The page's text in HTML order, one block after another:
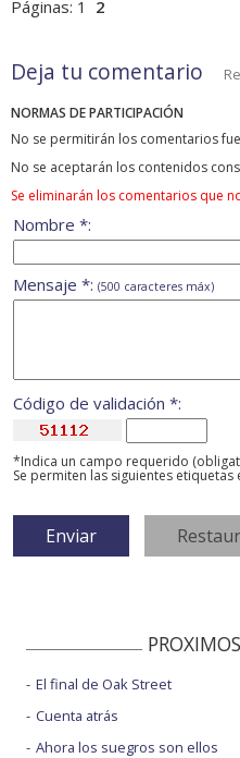
Páginas: 1 2
Deja tu comentario
NORMAS DE PARTICIPACIÓN
No se permitirán los comentarios
No se aceptarán los contenidos
Se eliminarán los comentarios que
Nombre *:
Mensaje *: (500 caracteres máx)
Código de validación *:
*Indica un campo requerido
Se permiten las siguientes etiquetas
El final de Oak Street
Cuenta atrás
Ahora los suegros son ellos